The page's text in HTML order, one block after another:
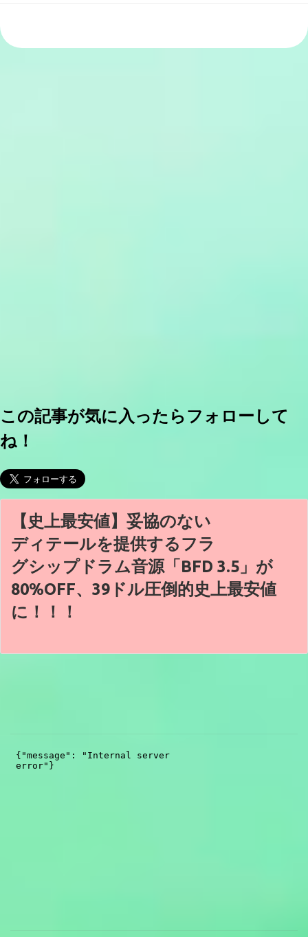
この記事が気に入ったらフォローして
ね！
【史上最安値】妥協のない
ディテールを提供するフラ
グシップドラム音源「BFD 3.5」が
80%OFF、39ドル圧倒的史上最安値
に！！！